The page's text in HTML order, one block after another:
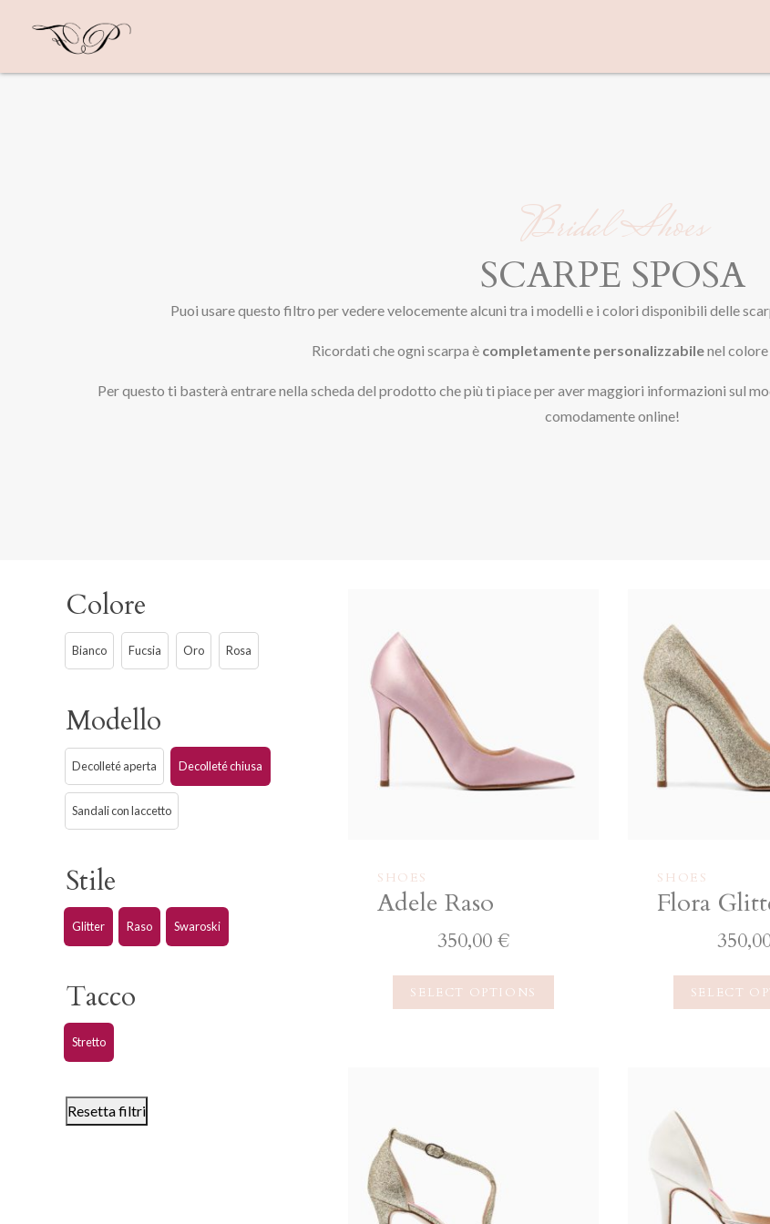
Bridal Shoes
SCARPE SPOSA
Puoi usare questo filtro per vedere velocemente alcuni tra i modelli e i colori disponibili delle
Ricordati che ogni scarpa è completamente personalizzabilenel colore
Per questo ti basterà entrare nella scheda del prodotto che più ti piace per aver maggiori informazioni sul
comodamente online!
Colore
Bianco Fucsia Oro Rosa
Modello
Decolleté aperta Decolleté chiusa
Sandali con laccetto
Stile
Glitter Raso Swaroski
Tacco
Stretto
Resetta filtri
SHOES
Adele Raso
350,00€
SELECT OPTIONS
SHOES
Flora
SELECT